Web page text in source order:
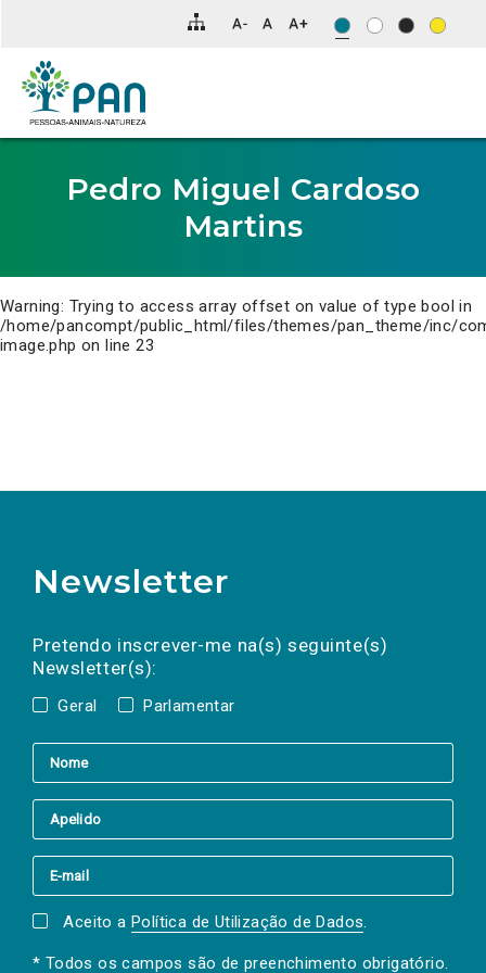
para
conteúdo
principal
da
Pedro Miguel Cardoso
Martins
Warning: Trying to access array offset on value of type bool in
/home/pancompt/public_html/files/themes/pan_theme/inc/
image.php on line23
Newsletter
Pretendo inscrever-me na(s) seguinte(s)
Newsletter(s):
Geral Parlamentar
a(s) newsletter(s).
mail
Aceito a Política de Utilização de Dados.
* Todos os campos são de preenchimento obrigatório.